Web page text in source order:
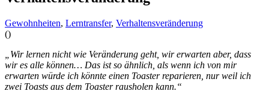
Gewohnheiten, Lerntransfer, Verhaltensveränderung
()
„Wir lernen nicht wie Veränderung geht, wir erwarten aber, dass
wir es alle können… Das ist so ähnlich, als wenn ich von mir
erwarten würde ich könnte einen Toaster reparieren, nur weil ich
zwei Toasts aus dem Toaster rausholen kann.“